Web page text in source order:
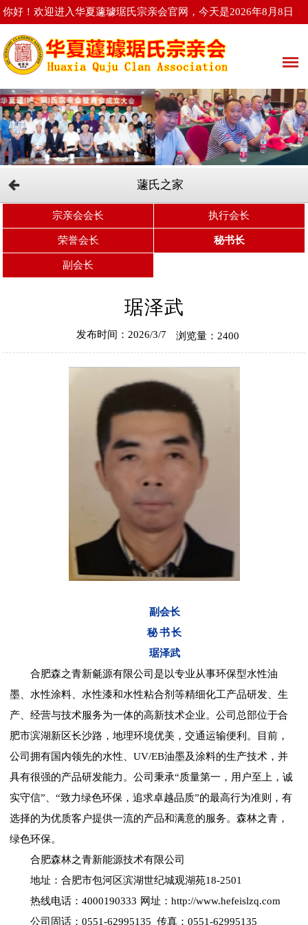
你好！欢迎进入华夏蘧璩琚氏宗亲会官网，今天是2026年8月8日
星期六
蘧氏之家
宗亲会会长 执行会长
荣誉会长 秘书长
副会长
琚泽武
发布时间：2026/3/7 浏览量：2400
副会长
秘 书 长
琚泽武
合肥森之青新毹源有限公司是以专业从事环保型水性油
墨、水性涂料、水性漆和水性粘合剂等精细化工产品研发、生
产、经营与技术服务为一体的高新技术企业。公司总部位于合
肥市滨湖新区长沙路，地理环境优美，交通运输便利。目前，
公司拥有国内领先的水性、UV/EB油墨及涂料的生产技术，并
具有很强的产品研发能力。公司秉承“质量第一，用户至上，诚
实守信”、“致力绿色环保，追求卓越品质”的最高行为准则，有
选择的为优质客户提供一流的产品和满意的服务。森林之青，
绿色环保。
合肥森林之青新能源技术有限公司
地址：合肥市包河区滨湖世纪城观湖苑18-2501
热线电话：4000190333 网址：http://www.hefeislzq.com
公司固话：0551-62995135 传真：0551-62995135